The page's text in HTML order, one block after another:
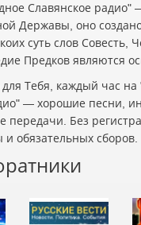
Славянское радио"
Державы, оно
суть слов Совесть,
Предков являются
для Тебя, каждый час
— хорошие песни,
передачи. Без
обязательных сборов.